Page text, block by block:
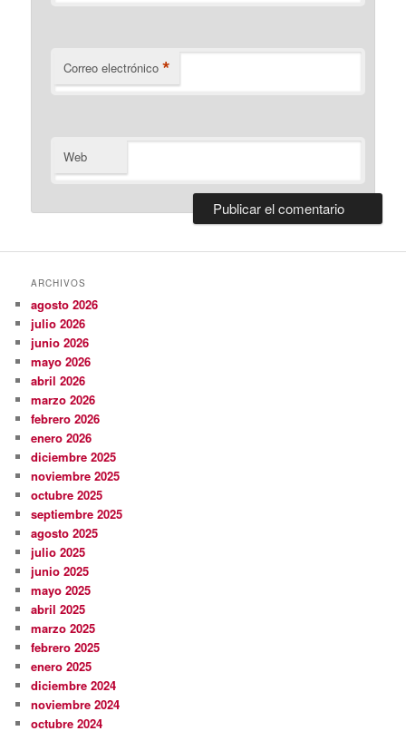
Correo electrónico *
Web
ARCHIVOS
agosto 2026
julio 2026
junio 2026
mayo 2026
abril 2026
marzo 2026
febrero 2026
enero 2026
diciembre 2025
noviembre 2025
octubre 2025
septiembre 2025
agosto 2025
julio 2025
junio 2025
mayo 2025
abril 2025
marzo 2025
febrero 2025
enero 2025
diciembre 2024
noviembre 2024
octubre 2024